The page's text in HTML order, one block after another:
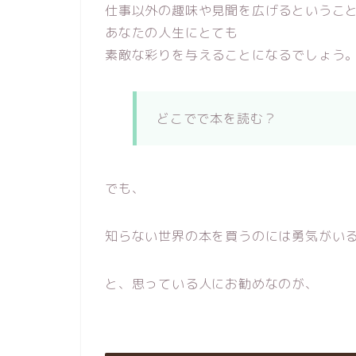
仕事以外の趣味や見聞を広げるということ
あなたの人生にとても
素敵な彩りを与えることになるでしょう。
どこでで本を読む？
でも、
知らない世界の本を買うのには勇気がいる
と、思っている人にお勧めなのが、